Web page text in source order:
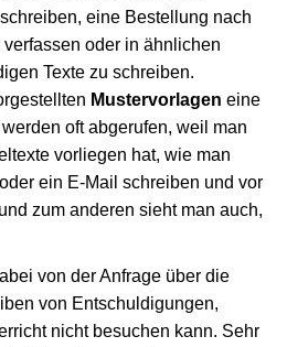
eine Bestellung nach
oder in ähnlichen
Texte zu schreiben.
Mustervorlagen eine
oft abgerufen, weil man
vorliegen hat, wie man
ein E-Mail schreiben und vor
zum anderen sieht man auch,
von der Anfrage über die
von Entschuldigungen,
nicht besuchen kann. Sehr